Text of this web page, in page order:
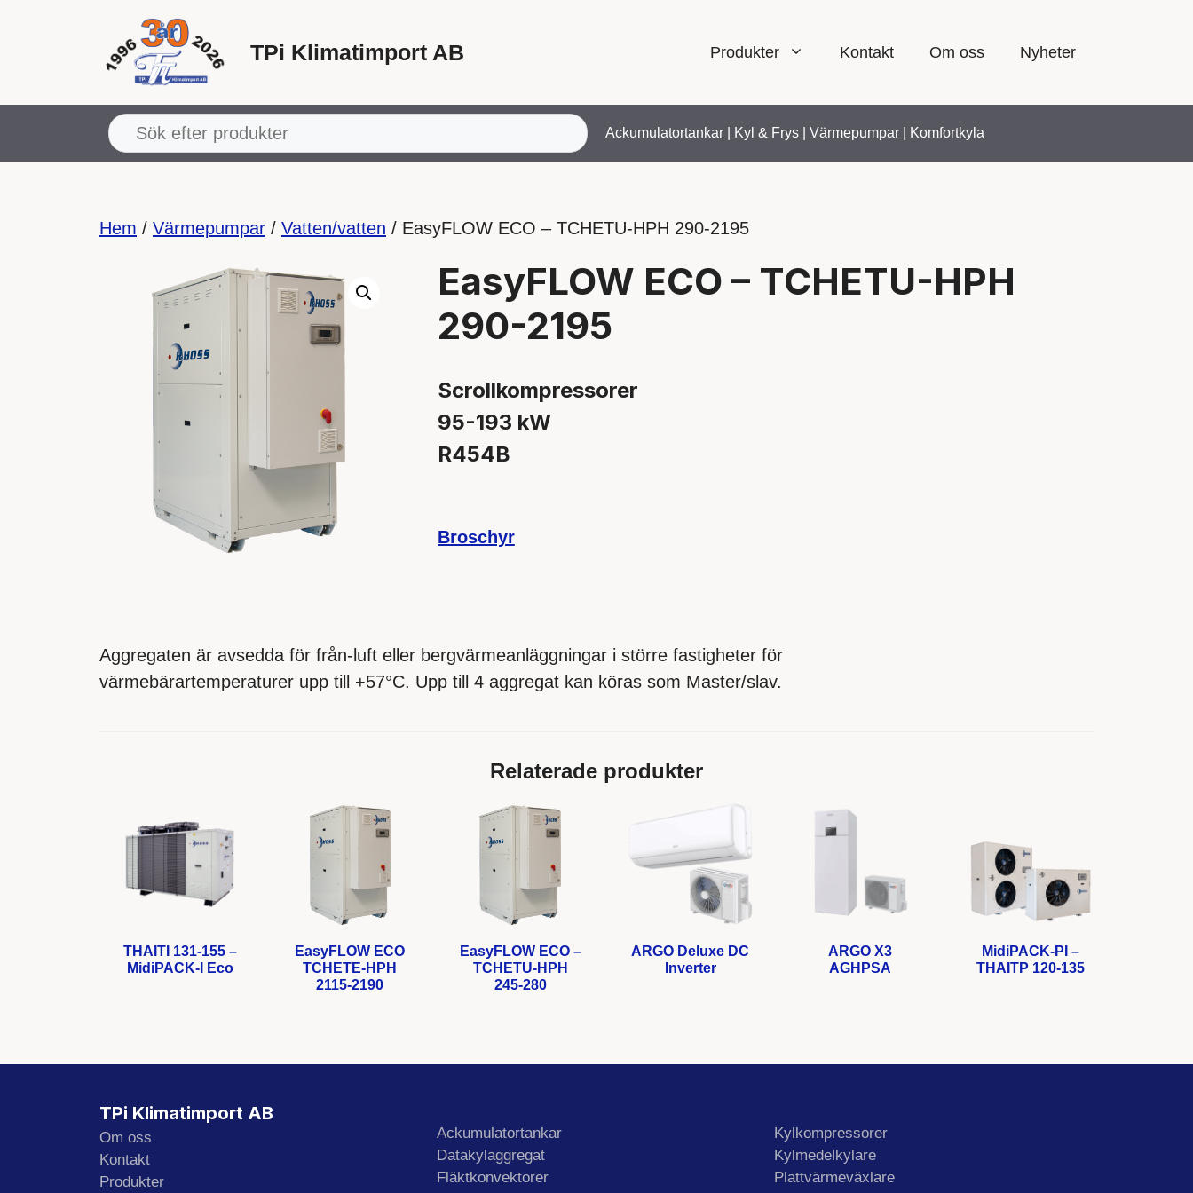
TPi Klimatimport AB Produkter Kontakt Om oss Nyheter
Ackumulatortankar Kyl & Frys Värmepumpar Komfortkyla
Hem / Värmepumpar / Vatten/vatten / EasyFLOW ECO – TCHETU-HPH 290-2195
EasyFLOW ECO – TCHETU-HPH
290-2195
Scrollkompressorer
95-193 kW
R454B
Broschyr
Aggregaten är avsedda för från-luft eller bergvärmeanläggningar i större fastigheter för
värmebärartemperaturer upp till +57°C. Upp till 4 aggregat kan köras som Master/slav.
Relaterade produkter
THAITI 131-155 –
MidiPACK-I Eco
EasyFLOW ECO
TCHETE-HPH
2115-2190
EasyFLOW ECO –
TCHETU-HPH
245-280
ARGO Deluxe DC
Inverter
ARGO X3
AGHPSA
MidiPACK-PI –
THAITP 120-135
TPi Klimatimport AB
Om oss
Kontakt
Produkter
Ackumulatortankar
Datakylaggregat
Fläktkonvektorer
Kylkompressorer
Kylmedelkylare
Plattvärmeväxlare